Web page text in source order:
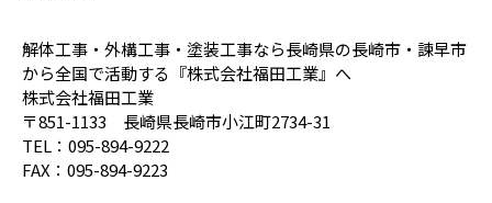
解体工事・外構工事・塗装工事なら長崎県の長崎市・諫早市
から全国で活動する『株式会社福田工業』へ
株式会社福田工業
〒851-1133 長崎県長崎市小江町2734-31
TEL：095-894-9222
FAX：095-894-9223